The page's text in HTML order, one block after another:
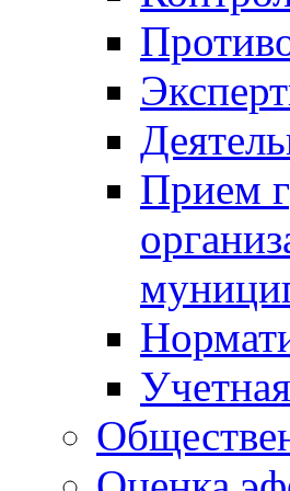
Прием